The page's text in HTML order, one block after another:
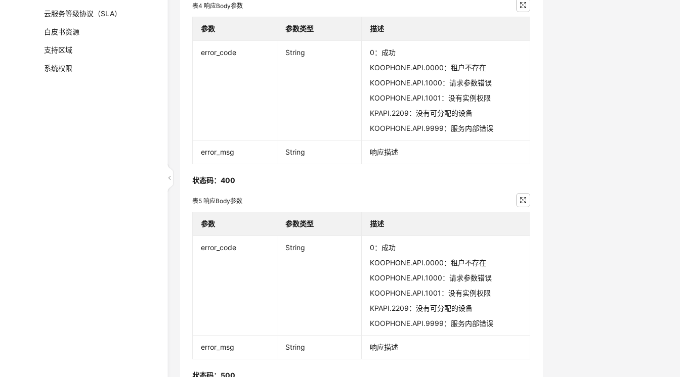
云服务等级协议（SLA）
白皮书资源
支持区域
系统权限
表4响应Body参数
参数 参数类型 描述
error_code String
0：成功
KOOPHONE.API.0000：租户不存在
KOOPHONE.API.1000：请求参数错误
KOOPHONE.API.1001：没有实例权限
KPAPI.2209：没有可分配的设备
KOOPHONE.API.9999：服务内部错误
error_msg String 响应描述
状态码：400
表5响应Body参数
参数 参数类型 描述
error_code String
0：成功
KOOPHONE.API.0000：租户不存在
KOOPHONE.API.1000：请求参数错误
KOOPHONE.API.1001：没有实例权限
KPAPI.2209：没有可分配的设备
KOOPHONE.API.9999：服务内部错误
error_msg String 响应描述
状态码：500